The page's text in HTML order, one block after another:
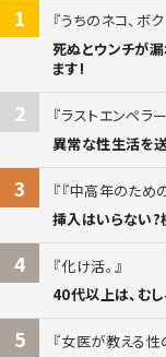
1
うちのネコ、ボ
死ぬとウンチが
ます!
2
ラストエンペラ
異常な性生活を
3
『中高年のため
挿入はいらない?
4
化け活。
40代以上は、む
5
女医が教える性